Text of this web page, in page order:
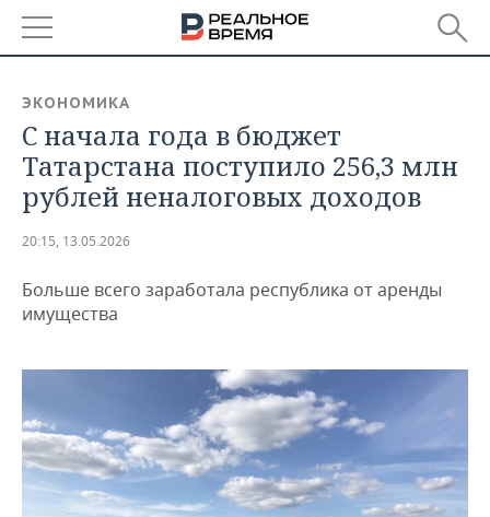
БАШКОРТОСТАН
ТАТАРСТАН
НОВОСТИ
АНАЛИТИКА
ДЕКЛАРАЦИИ О ДОХОДАХ
КОРОЛИ ГОСЗАКАЗА ПФО
КОМУ ПРИНАДЛЕЖАТ
ТОРГОВЫЕ ЦЕНТРЫ
ТАТАРСТАНА
НОВОСТИ ЭКОНОМИКИ
ФИНАНСЫ
БЮДЖЕТ
ИНВЕСТИЦИИ
ПРОМЫШЛЕННОСТЬ
НОВОСТИ
МАШИНОСТРОЕНИЕ
НЕФТЕХИМИЯ
НЕДВИЖИМОСТЬ
НОВОСТИ НЕДВИЖИМОСТИ
НОВОСТИ АВТО
БИЗНЕС
НОВОСТИ БИЗНЕСА
ТЕХНОЛОГИИ
ЭКОНОМИКА
С начала года в бюджет
Татарстана поступило 256,3 млн
рублей неналоговых доходов
20:15, 13.05.2026
Больше всего заработала республика от аренды
имущества